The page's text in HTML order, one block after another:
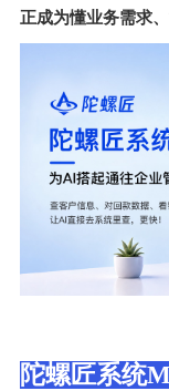
正成为懂业务需求
陀螺匠系统